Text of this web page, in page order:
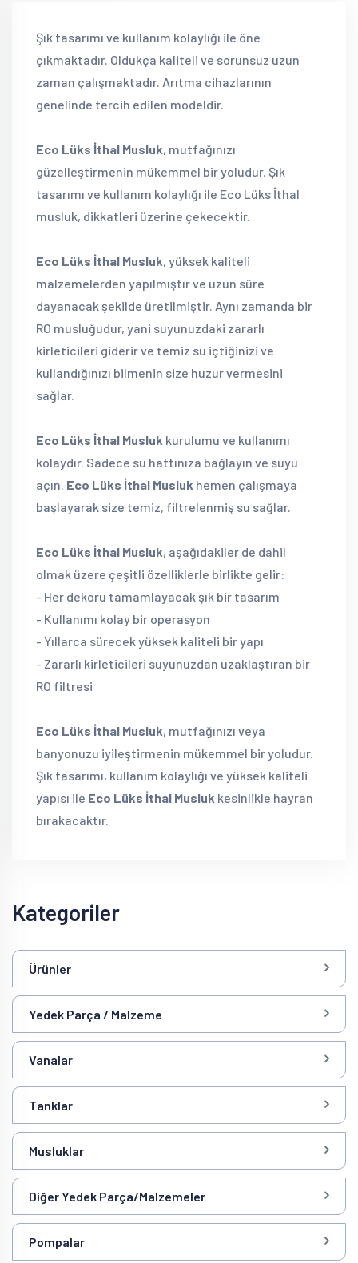
Şık tasarımı ve kullanım kolaylığı ile öne
çıkmaktadır. Oldukça kaliteli ve sorunsuz uzun
zaman çalışmaktadır. Arıtma cihazlarının
genelinde tercih edilen modeldir.
Eco Lüks İthal Musluk, mutfağınızı
güzelleştirmenin mükemmel bir yoludur. Şık
tasarımı ve kullanım kolaylığı ile Eco Lüks İthal
musluk, dikkatleri üzerine çekecektir.
Eco Lüks İthal Musluk, yüksek kaliteli
malzemelerden yapılmıştır ve uzun süre
dayanacak şekilde üretilmiştir. Aynı zamanda bir
RO musluğudur, yani suyunuzdaki zararlı
kirleticileri giderir ve temiz su içtiğinizi ve
kullandığınızı bilmenin size huzur vermesini
sağlar.
Eco Lüks İthal Musluk kurulumu ve kullanımı
kolaydır. Sadece su hattınıza bağlayın ve suyu
açın. Eco Lüks İthal Musluk hemen çalışmaya
başlayarak size temiz, filtrelenmiş su sağlar.
Eco Lüks İthal Musluk, aşağıdakiler de dahil
olmak üzere çeşitli özelliklerle birlikte gelir:
- Her dekoru tamamlayacak şık bir tasarım
- Kullanımı kolay bir operasyon
- Yıllarca sürecek yüksek kaliteli bir yapı
- Zararlı kirleticileri suyunuzdan uzaklaştıran bir
RO filtresi
Eco Lüks İthal Musluk, mutfağınızı veya
banyonuzu iyileştirmenin mükemmel bir yoludur.
Şık tasarımı, kullanım kolaylığı ve yüksek kaliteli
yapısı ile Eco Lüks İthal Musluk kesinlikle hayran
bırakacaktır.
Kategoriler
Ürünler
Yedek Parça / Malzeme
Vanalar
Tanklar
Musluklar
Diğer Yedek Parça/Malzemeler
Pompalar